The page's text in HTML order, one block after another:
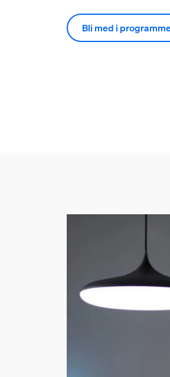
Bli med i